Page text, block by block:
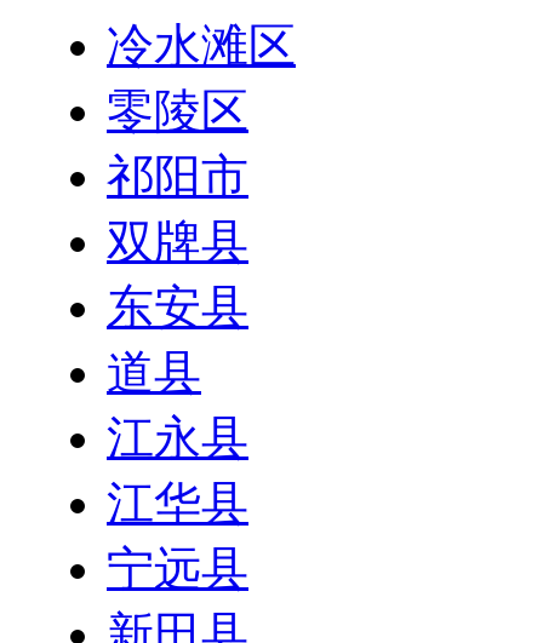
冷水滩区
零陵区
祁阳市
双牌县
东安县
道县
江永县
江华县
宁远县